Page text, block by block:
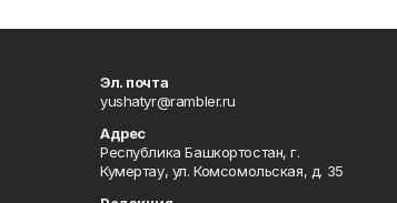
Эл. почта
yushatyr@rambler.ru
Адрес
Республика Башкортостан, г.
Кумертау, ул. Комсомольская, д. 35